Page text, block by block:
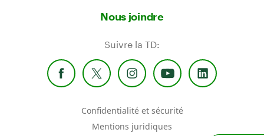
Nous joindre
Suivre la TD:
Confidentialité et sécurité
Mentions juridiques